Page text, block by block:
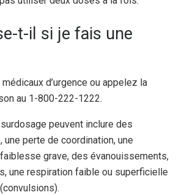
t-il si je fais une
d’urgence ou appelez la
au 1-800-222-1222.
peuvent inclure des
perte de coordination, une
grave, des évanouissements,
une respiration faible ou superficielle